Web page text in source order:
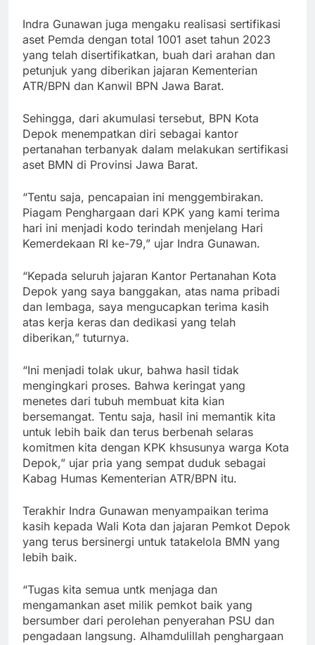
Indra Gunawan juga mengaku realisasi sertifikasi
aset Pemda dengan total 1001 aset tahun 2023
yang telah disertifikatkan, buah dari arahan dan
petunjuk yang diberikan jajaran Kementerian
ATR/BPN dan Kanwil BPN Jawa Barat.
Sehingga, dari akumulasi tersebut, BPN Kota
Depok menempatkan diri sebagai kantor
pertanahan terbanyak dalam melakukan sertifikasi
aset BMN di Provinsi Jawa Barat.
“Tentu saja, pencapaian ini menggembirakan.
Piagam Penghargaan dari KPK yang kami terima
hari ini menjadi kodo terindah menjelang Hari
Kemerdekaan RI ke-79,” ujar Indra Gunawan.
“Kepada seluruh jajaran Kantor Pertanahan Kota
Depok yang saya banggakan, atas nama pribadi
dan lembaga, saya mengucapkan terima kasih
atas kerja keras dan dedikasi yang telah
diberikan,” tuturnya.
“Ini menjadi tolak ukur, bahwa hasil tidak
mengingkari proses. Bahwa keringat yang
menetes dari tubuh membuat kita kian
bersemangat. Tentu saja, hasil ini memantik kita
untuk lebih baik dan terus berbenah selaras
komitmen kita dengan KPK khsusunya warga Kota
Depok,” ujar pria yang sempat duduk sebagai
Kabag Humas Kementerian ATR/BPN itu.
Terakhir Indra Gunawan menyampaikan terima
kasih kepada Wali Kota dan jajaran Pemkot Depok
yang terus bersinergi untuk tatakelola BMN yang
lebih baik.
“Tugas kita semua untk menjaga dan
mengamankan aset milik pemkot baik yang
bersumber dari perolehan penyerahan PSU dan
pengadaan langsung. Alhamdulillah penghargaan